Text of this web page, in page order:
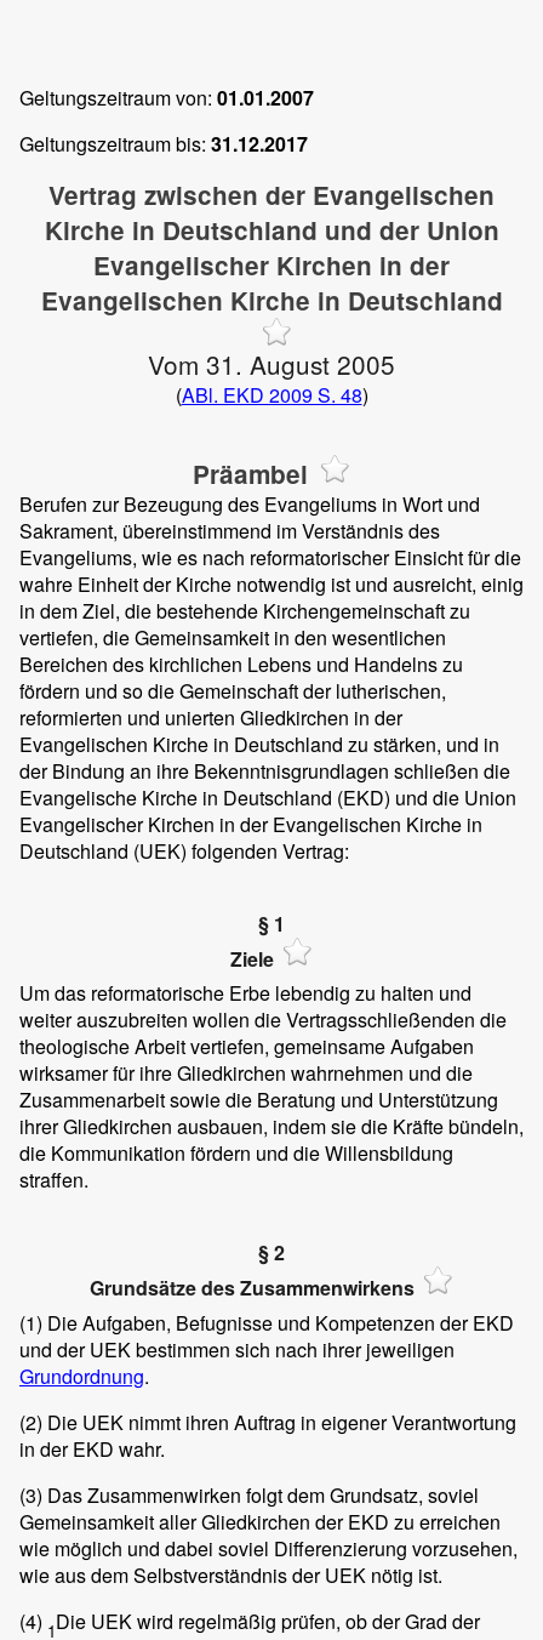
Geltungszeitraum von: 01.01.2007
Geltungszeitraum bis: 31.12.2017
Vertrag zwischen der Evangelischen
Kirche in Deutschland und der Union
Evangelischer Kirchen in der
Evangelischen Kirche in Deutschland
Vom 31. August 2005
(ABl. EKD 2009 S. 48)
Präambel
Berufen zur Bezeugung des Evangeliums in Wort und
Sakrament, übereinstimmend im Verständnis des
Evangeliums, wie es nach reformatorischer Einsicht für die
wahre Einheit der Kirche notwendig ist und ausreicht, einig
in dem Ziel, die bestehende Kirchengemeinschaft zu
vertiefen, die Gemeinsamkeit in den wesentlichen
Bereichen des kirchlichen Lebens und Handelns zu
fördern und so die Gemeinschaft der lutherischen,
reformierten und unierten Gliedkirchen in der
Evangelischen Kirche in Deutschland zu stärken, und in
der Bindung an ihre Bekenntnisgrundlagen schließen die
Evangelische Kirche in Deutschland (EKD) und die Union
Evangelischer Kirchen in der Evangelischen Kirche in
Deutschland (UEK) folgenden Vertrag:
§ 1
Ziele
Um das reformatorische Erbe lebendig zu halten und
weiter auszubreiten wollen die Vertragsschließenden die
theologische Arbeit vertiefen, gemeinsame Aufgaben
wirksamer für ihre Gliedkirchen wahrnehmen und die
Zusammenarbeit sowie die Beratung und Unterstützung
ihrer Gliedkirchen ausbauen, indem sie die Kräfte bündeln,
die Kommunikation fördern und die Willensbildung
straffen.
§ 2
Grundsätze des Zusammenwirkens
(1) Die Aufgaben, Befugnisse und Kompetenzen der EKD
und der UEK bestimmen sich nach ihrer jeweiligen
Grundordnung.
(2) Die UEK nimmt ihren Auftrag in eigener Verantwortung
in der EKD wahr.
(3) Das Zusammenwirken folgt dem Grundsatz, soviel
Gemeinsamkeit aller Gliedkirchen der EKD zu erreichen
wie möglich und dabei soviel Differenzierung vorzusehen,
wie aus dem Selbstverständnis der UEK nötig ist.
(4) 1Die UEK wird regelmäßig prüfen, ob der Grad der